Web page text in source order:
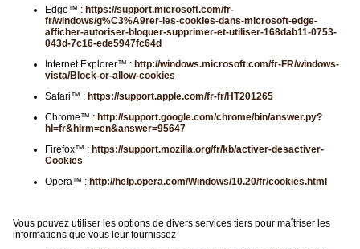
Edge™ : https://support.microsoft.com/fr-
fr/windows/g%C3%A9rer-les-cookies-dans-microsoft-edge-
afficher-autoriser-bloquer-supprimer-et-utiliser-168dab11-0753-
043d-7c16-ede5947fc64d
Internet Explorer™ : http://windows.microsoft.com/fr-FR/windows-
vista/Block-or-allow-cookies
Safari™ : https://support.apple.com/fr-fr/HT201265
Chrome™ : http://support.google.com/chrome/bin/answer.py?
hl=fr&hlrm=en&answer=95647
Firefox™ : https://support.mozilla.org/fr/kb/activer-desactiver-
Cookies
Opera™ : http://help.opera.com/Windows/10.20/fr/cookies.html
Vous pouvez utiliser les options de divers services tiers pour maîtriser les
informations que vous leur fournissez